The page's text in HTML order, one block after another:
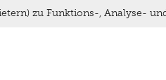
zu Funktions-, Analyse-